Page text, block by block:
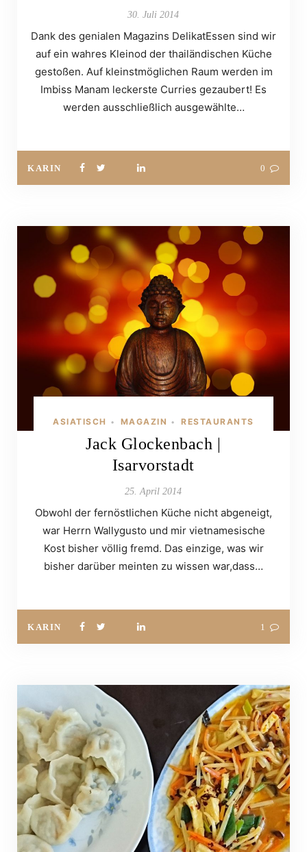
30. Juli 2014
Dank des genialen Magazins DelikatEssen sind wir
auf ein wahres Kleinod der thailändischen Küche
gestoßen. Auf kleinstmöglichen Raum werden im
Imbiss Manam leckerste Curries gezaubert! Es
werden ausschließlich ausgewählte…
KARIN 0
ASIATISCH • MAGAZIN • RESTAURANTS
Jack Glockenbach |
Isarvorstadt
25. April 2014
Obwohl der fernöstlichen Küche nicht abgeneigt,
war Herrn Wallygusto und mir vietnamesische
Kost bisher völlig fremd. Das einzige, was wir
bisher darüber meinten zu wissen war,dass…
KARIN 1